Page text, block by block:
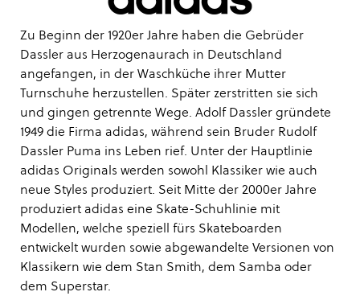
Zu Beginn der 1920er Jahre haben die Gebrüder
Dassler aus Herzogenaurach in Deutschland
angefangen, in der Waschküche ihrer Mutter
Turnschuhe herzustellen. Später zerstritten sie sich
und gingen getrennte Wege. Adolf Dassler gründete
1949 die Firma adidas, während sein Bruder Rudolf
Dassler Puma ins Leben rief. Unter der Hauptlinie
adidas Originals werden sowohl Klassiker wie auch
neue Styles produziert. Seit Mitte der 2000er Jahre
produziert adidas eine Skate-Schuhlinie mit
Modellen, welche speziell fürs Skateboarden
entwickelt wurden sowie abgewandelte Versionen von
Klassikern wie dem Stan Smith, dem Samba oder
dem Superstar.